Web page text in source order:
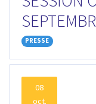
PRESSE
08
oct.